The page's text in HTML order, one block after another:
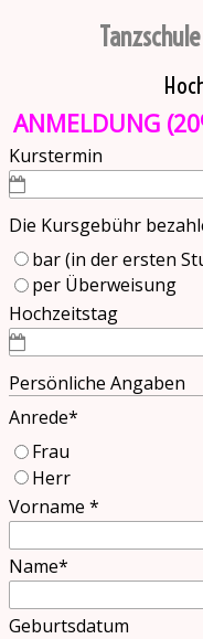
ANMELDUNG
Kurstermin
Die Kursgebühr
bar (in der ersten
per Überweisung
Hochzeitstag
Persönliche Angaben
Anrede*
Frau
Herr
Vorname *
Name*
Geburtsdatum